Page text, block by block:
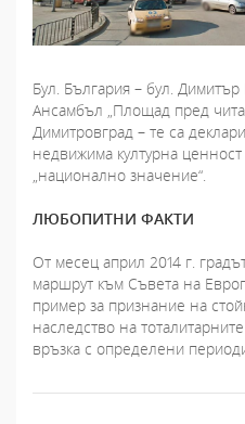
Бул. България – бул.
Ансамбъл „Площад пред
Димитровград – те са
недвижима културна
„национално значение“.
ЛЮБОПИТНИ ФАКТИ
От месец април 2014 г.
маршрут към Съвета на
пример за признание на
наследство на
връзка с определени